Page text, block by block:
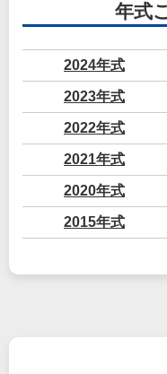
年式
2024年式
2023年式
2022年式
2021年式
2020年式
2015年式